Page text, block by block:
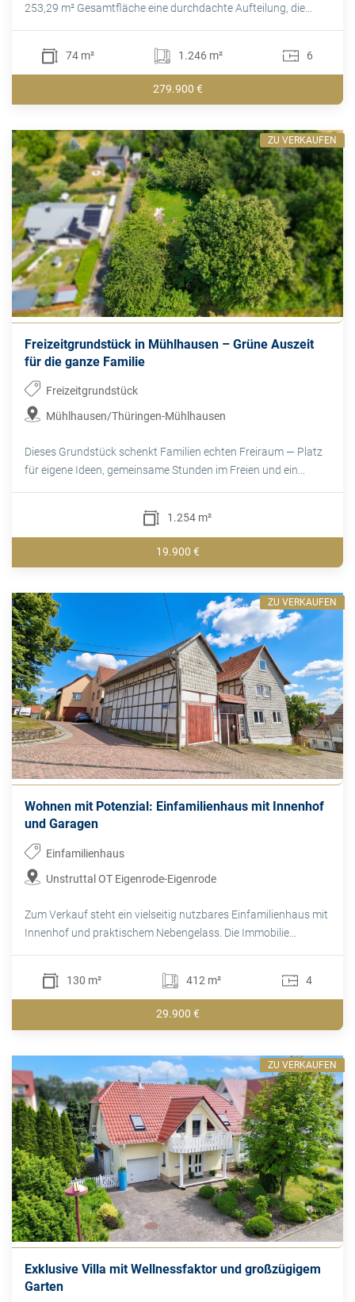
253,29 m² Gesamtfläche eine durchdachte Aufteilung, die...
74 m² 1.246 m² 6
279.900 €
Freizeitgrundstück in Mühlhausen – Grüne Auszeit
für die ganze Familie
Freizeitgrundstück
Mühlhausen/Thüringen-Mühlhausen
Dieses Grundstück schenkt Familien echten Freiraum — Platz
für eigene Ideen, gemeinsame Stunden im Freien und ein...
1.254 m²
19.900 €
ZU VERKAUFEN
Wohnen mit Potenzial: Einfamilienhaus mit Innenhof
und Garagen
Einfamilienhaus
Unstruttal OT Eigenrode-Eigenrode
Zum Verkauf steht ein vielseitig nutzbares Einfamilienhaus mit
Innenhof und praktischem Nebengelass. Die Immobilie...
130 m² 412 m² 4
29.900 €
ZU VERKAUFEN
Exklusive Villa mit Wellnessfaktor und großzügigem
Garten
ZU VERKAUFEN